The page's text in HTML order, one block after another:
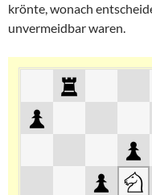
krönte, wonach
unvermeidbar waren.